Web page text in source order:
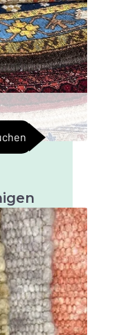
um ihre
erhalten. flip
over text
Teppiche
Teppiche
Teppiche
Teppiche
Teppiche
Teppiche
Arten von
hauptsächlich
und Design
bekanntesten
sind:
Teppiche